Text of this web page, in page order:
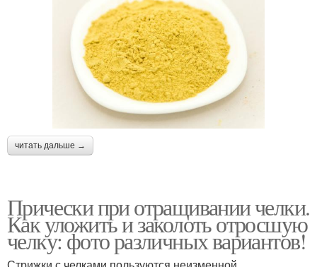
читать дальше →
Прически при отращивании челки.
Как уложить и заколоть отросшую
челку: фото различных вариантов!